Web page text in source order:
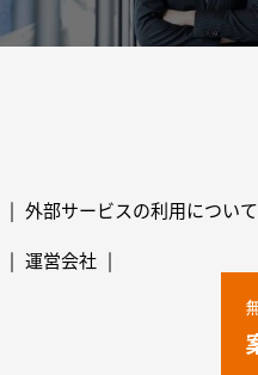
外部サービスの利用について
運営会社